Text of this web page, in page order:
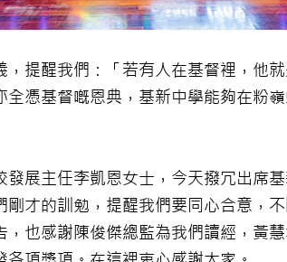
，提醒我們：「若有人在基督裡，他
憑基督嘅恩典，基新中學能夠在粉
展主任李凱恩女士，今天撥冗出席
才的訓勉，提醒我們要同心合意，
也感謝陳俊傑總監為我們讀經，黃